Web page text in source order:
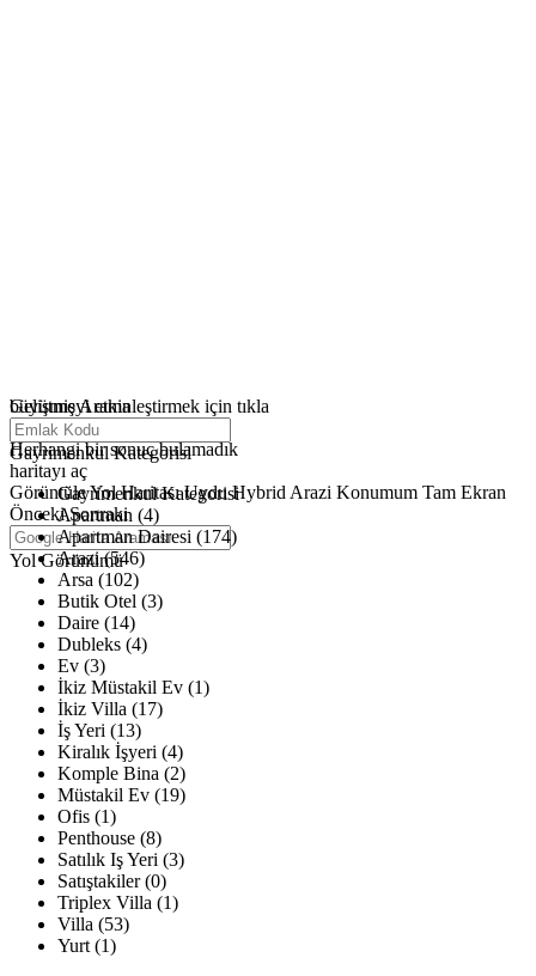
büyütmeyi etkinleştirmek için tıkla
Haritalar yükleniyor
Herhangi bir sonuç bulamadık
haritayı aç
GörüntüleYol Haritası Uydu Hybrid Arazi Konumum Tam Ekran
Önceki Sonraki
Yol Görünümü
Gelişmiş Arama
Gayrimenkul Kategorisi
Gayrimenkul Kategorisi
Apartman (4)
Apartman Dairesi (174)
Arazi (546)
Arsa (102)
Butik Otel (3)
Daire (14)
Dubleks (4)
Ev (3)
İkiz Müstakil Ev (1)
İkiz Villa (17)
İş Yeri (13)
Kiralık İşyeri (4)
Komple Bina (2)
Müstakil Ev (19)
Ofis (1)
Penthouse (8)
Satılık Iş Yeri (3)
Satıştakiler (0)
Triplex Villa (1)
Villa (53)
Yurt (1)